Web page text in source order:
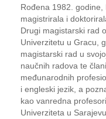
Rođena 1982. godine,
magistrirala i
Drugi magistarski rad
Univerzitetu u Gracu,
magistarski rad u
naučnih radova te
međunarodnih
i engleski jezik, a
kao vanredna
Univerziteta u